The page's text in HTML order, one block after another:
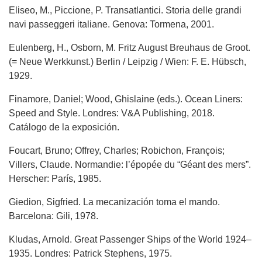
Eliseo, M., Piccione, P. Transatlantici. Storia delle grandi
navi passeggeri italiane. Genova: Tormena, 2001.
Eulenberg, H., Osborn, M. Fritz August Breuhaus de Groot.
(= Neue Werkkunst.) Berlin / Leipzig / Wien: F. E. Hübsch,
1929.
Finamore, Daniel; Wood, Ghislaine (eds.). Ocean Liners:
Speed and Style. Londres: V&A Publishing, 2018.
Catálogo de la exposición.
Foucart, Bruno; Offrey, Charles; Robichon, François;
Villers, Claude. Normandie: l’épopée du “Géant des mers”.
Herscher: París, 1985.
Giedion, Sigfried. La mecanización toma el mando.
Barcelona: Gili, 1978.
Kludas, Arnold. Great Passenger Ships of the World 1924–
1935. Londres: Patrick Stephens, 1975.